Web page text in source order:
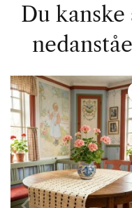
Du kanske